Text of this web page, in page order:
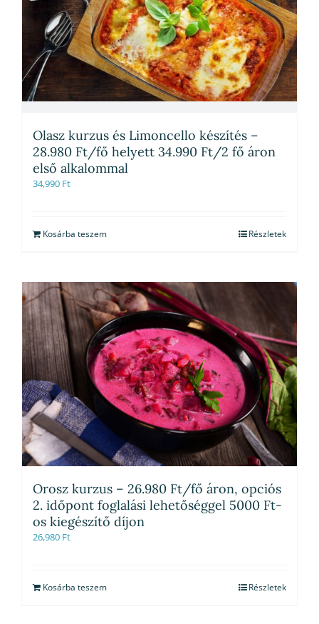
Olasz kurzus és Limoncello készítés –
28.980 Ft/fő helyett 34.990 Ft/2 fő áron
első alkalommal
34,990 Ft
Kosárba teszem Részletek
Orosz kurzus – 26.980 Ft/fő áron, opciós
2. időpont foglalási lehetőséggel 5000 Ft-
os kiegészítő díjon
26,980 Ft
Kosárba teszem Részletek